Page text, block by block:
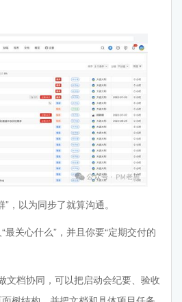
”，以为同步了就算沟通。
最关心什么”，并且你要“定期交付的
文档协同，可以把启动会纪要、验收